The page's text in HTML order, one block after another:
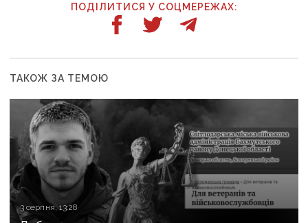
ПОДІЛИТИСЯ У СОЦМЕРЕЖАХ:
ТАКОЖ ЗА ТЕМОЮ
3 серпня, 13:28